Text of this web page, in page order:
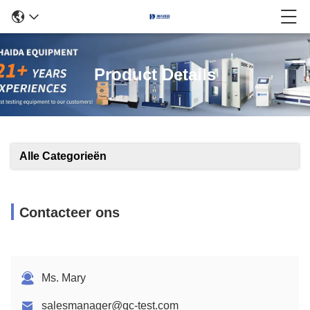
Product Details
Alle Categorieën
Contacteer ons
Ms. Mary
salesmanager@qc-test.com